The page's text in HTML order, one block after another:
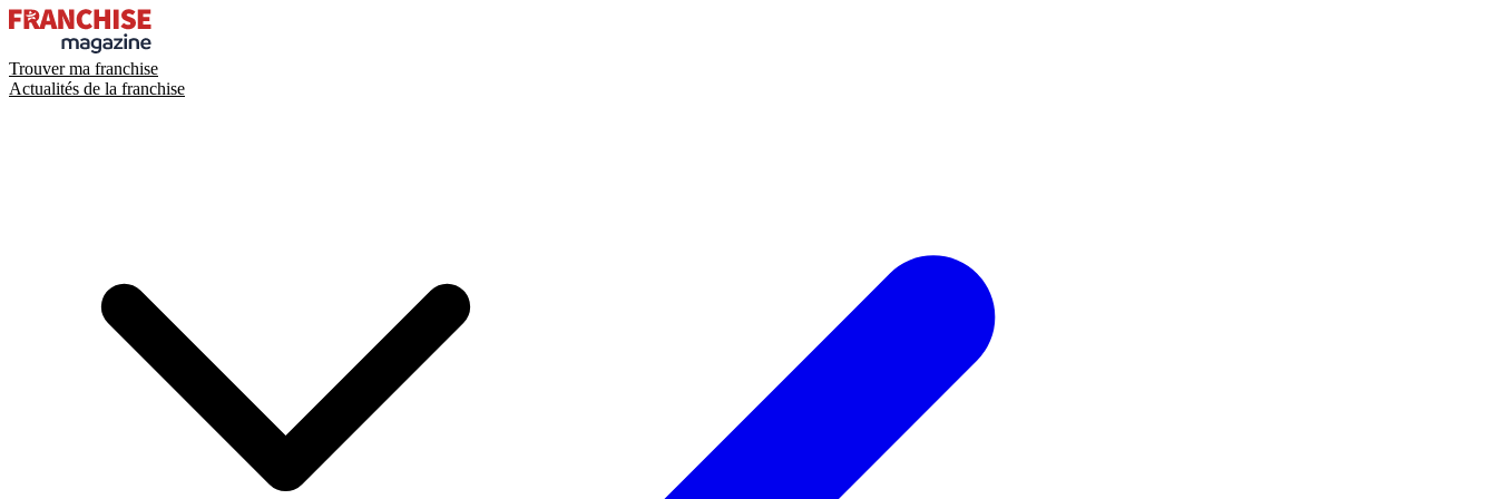
Trouver ma franchise
Actualités de la franchise